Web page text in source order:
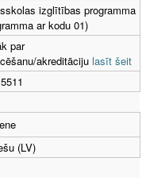
izglītības programma
ar kodu 01)
par
akreditāciju lasīt šeit
(LV)